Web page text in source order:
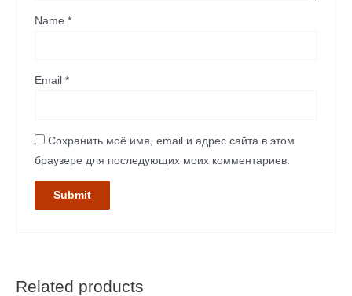
Name *
Email *
Сохранить моё имя, email и адрес сайта в этом
браузере для последующих моих комментариев.
Related products